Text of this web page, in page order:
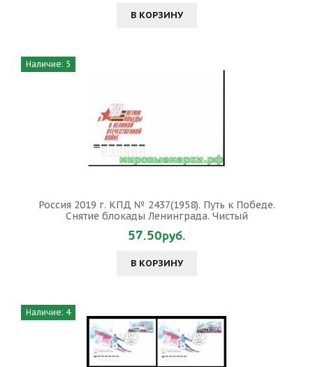
В КОРЗИНУ
Наличие: 5
Россия 2019 г. КПД № 2437(1958). Путь к Победе.
Снятие блокады Ленинграда. Чистый
57.50руб.
В КОРЗИНУ
Наличие: 4